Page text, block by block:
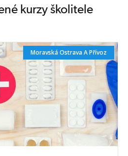
kurzy školitele
Moravská Ostrava A Přívoz